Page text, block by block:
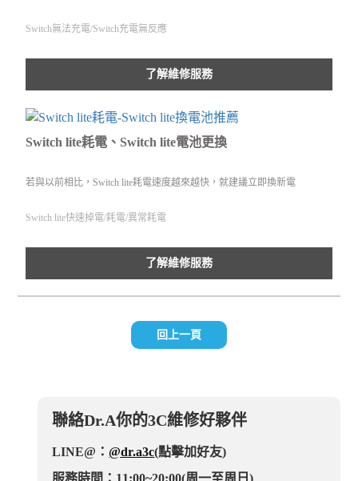
Switch無法充電/Switch充電無反應
了解維修服務
Switch lite耗電、Switch lite電池更換
若與以前相比，Switch lite耗電速度越來越快，就建議立即換新電
Switch lite快速掉電/耗電/異常耗電
了解維修服務
回上一頁
聯絡Dr.A你的3C維修好夥伴
LINE@：@dr.a3c(點擊加好友)
服務時間：11:00~20:00(周一至周日)